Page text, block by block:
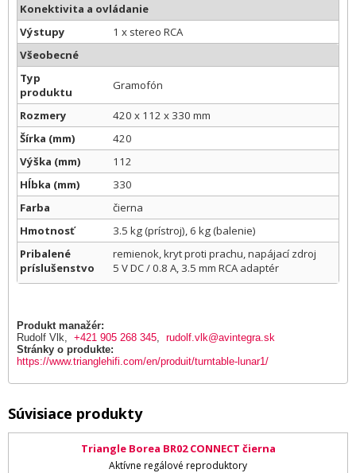
Konektivita a ovládanie
Výstupy
1 x stereo RCA
Všeobecné
Typ
produktu
Gramofón
Rozmery
420 x 112 x 330 mm
Šírka (mm)
420
Výška (mm)
112
Hĺbka (mm)
330
Farba
čierna
Hmotnosť
3.5 kg (prístroj), 6 kg (balenie)
Pribalené
príslušenstvo
remienok, kryt proti prachu, napájací zdroj
5 V DC / 0.8 A, 3.5 mm RCA adaptér
Produkt manažér:
Rudolf Vlk, +421 905 268 345, rudolf.vlk@avintegra.sk
Stránky o produkte:
https://www.trianglehifi.com/en/produit/turntable-lunar1/
Súvisiace produkty
Triangle Borea BR02 CONNECT čierna
Aktívne regálové reproduktory